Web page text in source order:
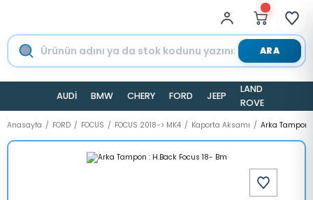
ARA
AUDİ BMW CHERY FORD JEEP
LAND
ROVER
Anasayfa FORD FOCUS FOCUS 2018-> MK4 Kaporta Aksamı Arka Tampon